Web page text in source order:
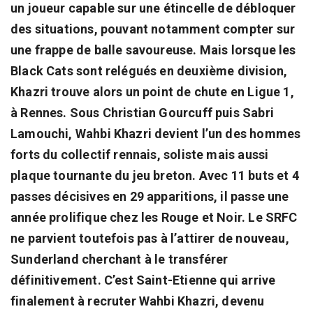
un joueur capable sur une étincelle de débloquer
des situations, pouvant notamment compter sur
une frappe de balle savoureuse. Mais lorsque les
Black Cats sont relégués en deuxième division,
Khazri trouve alors un point de chute en Ligue 1,
à Rennes. Sous Christian Gourcuff puis Sabri
Lamouchi, Wahbi Khazri devient l’un des hommes
forts du collectif rennais, soliste mais aussi
plaque tournante du jeu breton. Avec 11 buts et 4
passes décisives en 29 apparitions, il passe une
année prolifique chez les Rouge et Noir. Le SRFC
ne parvient toutefois pas à l’attirer de nouveau,
Sunderland cherchant à le transférer
définitivement. C’est Saint-Etienne qui arrive
finalement à recruter Wahbi Khazri, devenu